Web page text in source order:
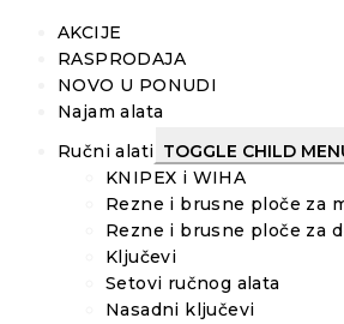
AKCIJE
RASPRODAJA
NOVO U PONUDI
Najam alata
Ručni alati TOGGLE CHILD
KNIPEX i WIHA
Rezne i brusne ploče za
Rezne i brusne ploče za
Ključevi
Setovi ručnog alata
Nasadni ključevi